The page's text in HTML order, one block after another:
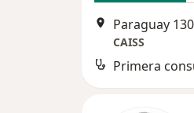
Paraguay
CAISS